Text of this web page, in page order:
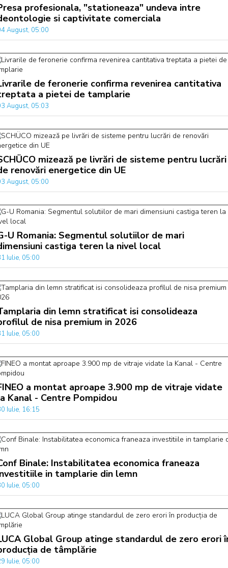
profesionala, "stationeaza" undeva intre
si captivitate comerciala
August, 05:00
de feronerie confirma revenirea cantitativa
a pietei de tamplarie
August, 05:03
mizează pe livrări de sisteme pentru lucrări
renovări energetice din UE
August, 05:00
U Romania: Segmentul solutiilor de mari
castiga teren la nivel local
Iulie, 05:00
din lemn stratificat isi consolideaza
de nisa premium in 2026
Iulie, 05:00
a montat aproape 3.900 mp de vitraje vidate
Kanal - Centre Pompidou
Iulie, 16:15
Binale: Instabilitatea economica franeaza
in tamplarie din lemn
Iulie, 05:00
Global Group atinge standardul de zero erori
de tâmplărie
Iulie, 05:00